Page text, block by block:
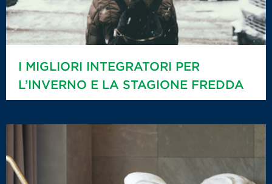
I MIGLIORI INTEGRATORI PER
L’INVERNO E LA STAGIONE FREDDA